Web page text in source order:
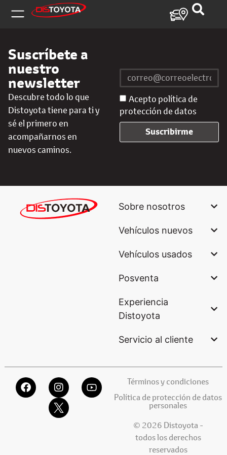
Suscríbete a
nuestro
newsletter
Descubre todo lo que
Distoyota tiene para ti y
sé el primero en
acompañarnos en
nuevos caminos.
Acepto política de
protección de datos
Suscribirme
Sobre nosotros
Vehículos nuevos
Vehículos usados
Posventa
Experiencia
Distoyota
Servicio al cliente
Términos y condiciones
Política de protección de datos
personales
© 2026 Distoyota -
todos los derechos
reservados